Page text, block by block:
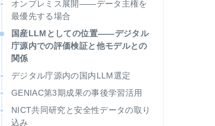
オンプレミス展開——データ主権を
最優先する場合
国産LLMとしての位置——デジタル
庁源内での評価検証と他モデルとの
関係
デジタル庁源内の国内LLM選定
GENIAC第3期成果の事後学習活用
NICT共同研究と安全性データの取り
込み